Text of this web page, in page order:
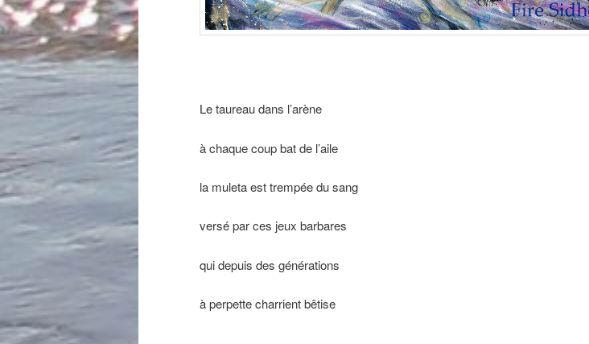
Le taureau dans l’arène
à chaque coup bat de l’aile
la muleta est trempée du sang
versé par ces jeux barbares
qui depuis des générations
à perpette charrient bêtise